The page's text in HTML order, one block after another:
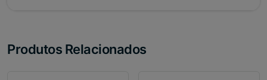
Produtos Relacionados